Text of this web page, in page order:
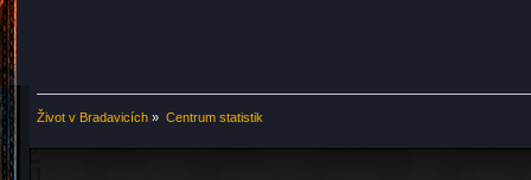
Život v Bradavicích » Centrum statistik